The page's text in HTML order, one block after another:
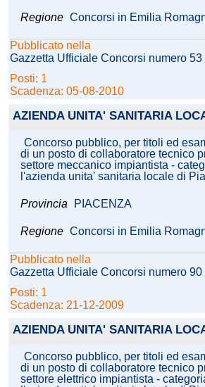
Regione Concorsi in Emilia
Pubblicato nella
Gazzetta Ufficiale Concorsi numero
Posti: 1
Scadenza: 05-08-2010
AZIENDA UNITA' SANITARIA
Concorso pubblico, per titoli ed
di un posto di collaboratore tecnico
settore meccanico impiantista -
l'azienda unita' sanitaria locale di
Provincia PIACENZA
Regione Concorsi in Emilia
Pubblicato nella
Gazzetta Ufficiale Concorsi numero
Posti: 1
Scadenza: 21-12-2009
AZIENDA UNITA' SANITARIA
Concorso pubblico, per titoli ed
di un posto di collaboratore tecnico
settore elettrico impiantista -